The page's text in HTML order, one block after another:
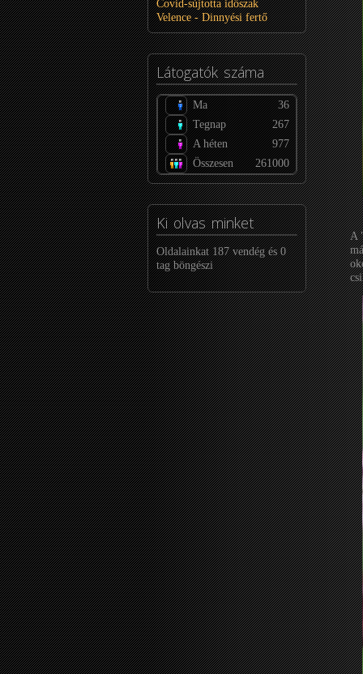
Covid-sújtotta időszak
Velence - Dinnyési fertő
Látogatókszáma
Ma
36
Tegnap
267
A héten
977
Összesen
261000
Kiolvas minket
Oldalainkat 187 vendég és 0
tag böngészi
A